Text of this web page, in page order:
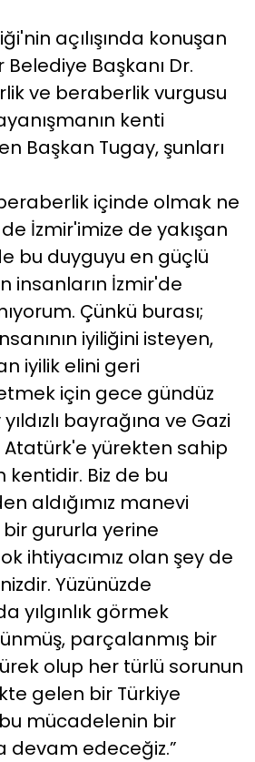
açılışında konuşan
Belediye Başkanı Dr.
ve beraberlik vurgusu
kenti
Başkan Tugay, şunları
içinde olmak ne
İzmir'imize de yakışan
bu duyguyu en güçlü
insanların İzmir'de
Çünkü burası;
iyiliğini isteyen,
iyilik elini geri
için gece gündüz
bayrağına ve Gazi
yürekten sahip
kentidir. Biz de bu
aldığımız manevi
gururla yerine
ihtiyacımız olan şey de
Yüzünüzde
yılgınlık görmek
parçalanmış bir
olup her türlü sorunun
gelen bir Türkiye
mücadelenin bir
devam edeceğiz.”